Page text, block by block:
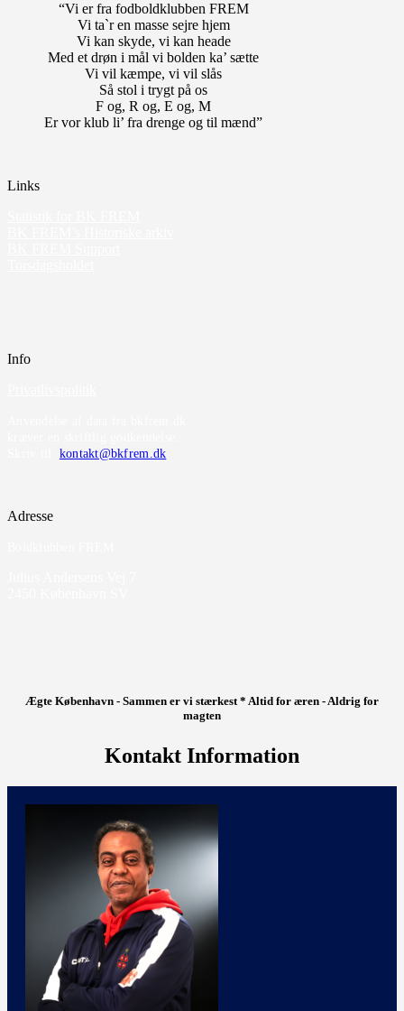
“Vi er fra fodboldklubben FREM
Vi ta`r en masse sejre hjem
Vi kan skyde, vi kan heade
Med et drøn i mål vi bolden ka’ sætte
Vi vil kæmpe, vi vil slås
Så stol i trygt på os
F og, R og, E og, M
Er vor klub li’ fra drenge og til mænd”
Links
Info
kontakt@bkfrem.dk
Adresse
Ægte København - Sammen er vi stærkest * Altid for æren - Aldrig for
magten
Kontakt Information